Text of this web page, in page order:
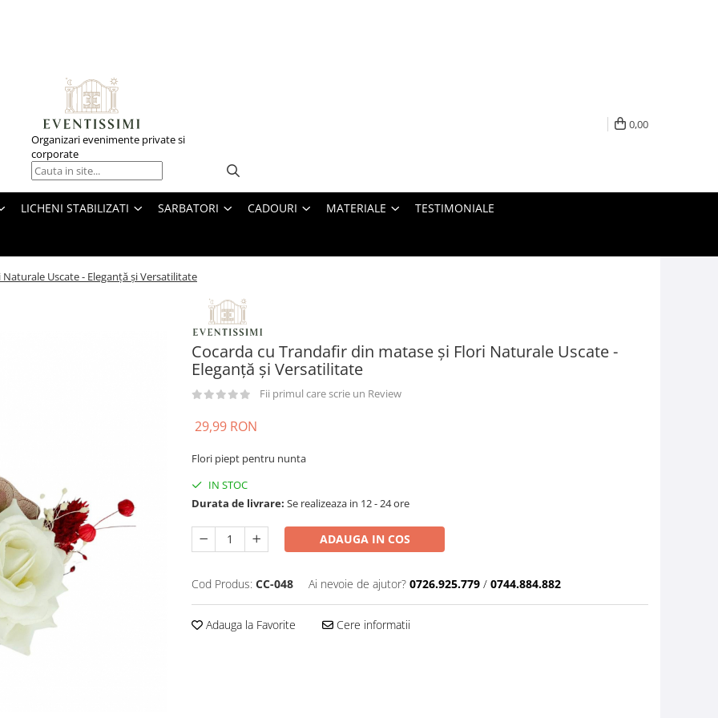
Organizari evenimente private si
corporate
0,00
LICHENI STABILIZATI SARBATORI CADOURI MATERIALE TESTIMONIALE
Uscate - Eleganță și Versatilitate
Cocarda cu Trandafir din matase și Flori Naturale Uscate -
Eleganță și Versatilitate
Fii primul care scrie un Review
29,99 RON
Flori piept pentru nunta
IN STOC
Durata de livrare: Se realizeaza in 12 - 24 ore
ADAUGA IN COS
Cod Produs: CC-048 Ai nevoie de ajutor? 0726.925.779 / 0744.884.882
Adauga la Favorite Cere informatii